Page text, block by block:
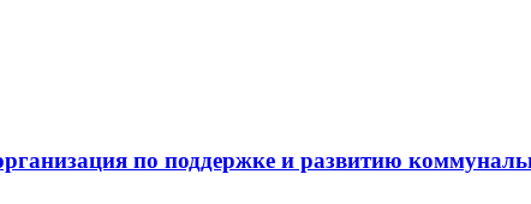
по поддержке и развитию